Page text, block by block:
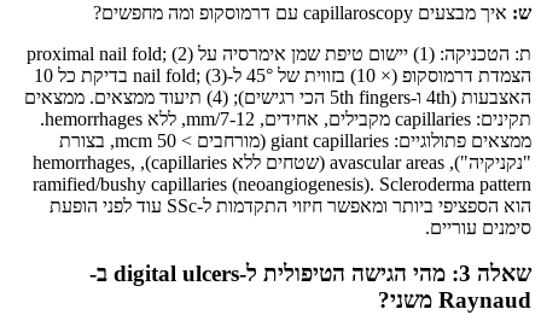
ש: איך מבצעים capillaroscopy עם דרמוסקופ ומה מחפשים?
ת: הטכניקה: (1) יישום טיפת שמן אימרסיה על proximal nail fold; (2)
הצמדת דרמוסקופ (× 10) בזווית של 45° ל-nail fold; (3) בדיקת כל 10
האצבעות (4th ו-5th fingers הכי רגישים); (4) תיעוד ממצאים. ממצאים
תקינים: capillaries מקבילים, אחידים, 7-12/mm, ללא hemorrhages.
ממצאים פתולוגיים: giant capillaries (מורחבים > 50 mcm, בצורת
"נקניקיה"), avascular areas (שטחים ללא capillaries), hemorrhages,
ramified/bushy capillaries (neoangiogenesis). Scleroderma pattern
הוא הספציפי ביותר ומאפשר חיזוי התקדמות ל-SSc עוד לפני הופעת
סימנים עוריים.
שאלה 3: מהי הגישה הטיפולית ל-digital ulcers ב-
Raynaud משני?